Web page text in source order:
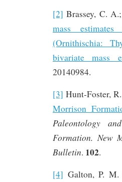
[2] Brassey, C.
mass
(Ornithischia:
bivariate mass
20140984.
[3] Hunt-Foster,
Morrison
Paleontology
Formation. New
Bulletin. 102.
[4] Galton, P. M.